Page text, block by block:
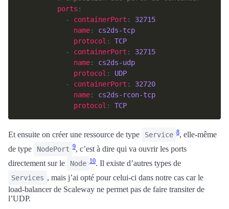
ports
            -
containerPort : 32715
name: cs2ds-tcp
protocol : TCP
            -
containerPort : 32715
name: cs2ds-udp
protocol : UDP
            -
containerPort : 32720
name: cs2ds-rcon-tcp
protocol : TCP
Et ensuite on créer une ressource de type Service 8, elle-même
de type
NodePort 9, c’est à dire qui va ouvrir les ports
directement sur le
Node 10. Il existe d’autres types de
Services , mais j’ai opté pour celui-ci dans notre cas car le
load-balancer de Scaleway ne permet pas de faire transiter de
l’UDP.